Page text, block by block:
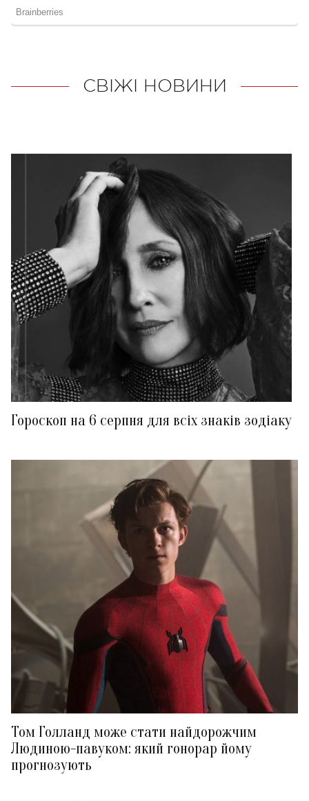
СВІЖІ НОВИНИ
Гороскоп на 6 серпня для всіх знаків зодіаку
Том Голланд може стати найдорожчим
Людиною-павуком: який гонорар йому
прогнозують